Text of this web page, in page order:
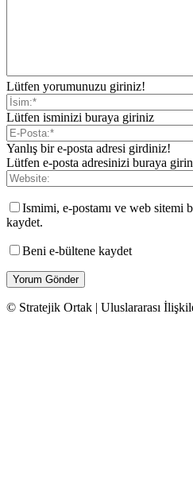
Lütfen yorumunuzu giriniz!
Lütfen isminizi buraya giriniz
Yanlış bir e-posta adresi girdiniz!
Lütfen e-posta adresinizi buraya girin
Ismimi, e-postamı ve web sitemi
kaydet.
Beni e-bültene kaydet
© Stratejik Ortak | Uluslararası